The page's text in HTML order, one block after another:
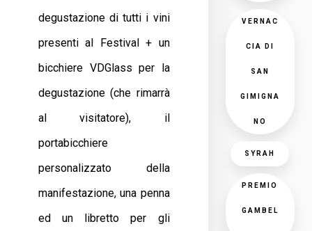
degustazione di tutti i vini
presenti al Festival + un
bicchiere VDGlass per la
degustazione (che rimarrà
al visitatore), il
portabicchiere
personalizzato della
manifestazione, una penna
ed un libretto per gli
VERNAC
CIA DI
SAN
GIMIGNA
NO
SYRAH
PREMIO
GAMBEL